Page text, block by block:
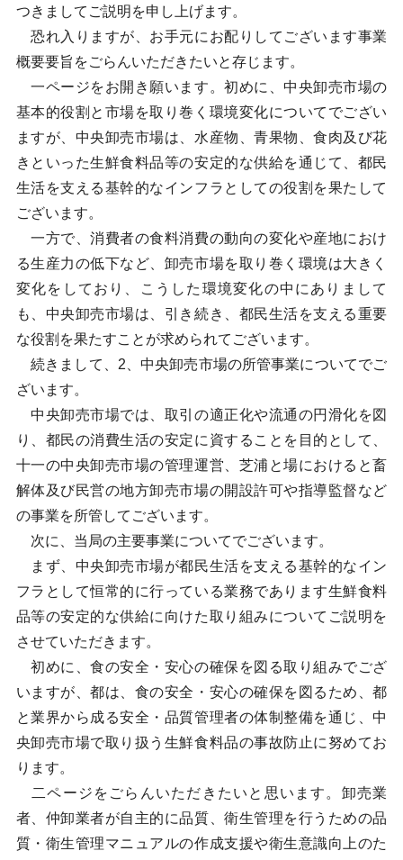
つきましてご説明を申し上げます。
恐れ入りますが、お手元にお配りしてございます事業
概要要旨をごらんいただきたいと存じます。
一ページをお開き願います。初めに、中央卸売市場の
基本的役割と市場を取り巻く環境変化についてでござい
ますが、中央卸売市場は、水産物、青果物、食肉及び花
きといった生鮮食料品等の安定的な供給を通じて、都民
生活を支える基幹的なインフラとしての役割を果たして
ございます。
一方で、消費者の食料消費の動向の変化や産地におけ
る生産力の低下など、卸売市場を取り巻く環境は大きく
変化をしており、こうした環境変化の中にありまして
も、中央卸売市場は、引き続き、都民生活を支える重要
な役割を果たすことが求められてございます。
続きまして、2、中央卸売市場の所管事業についてでご
ざいます。
中央卸売市場では、取引の適正化や流通の円滑化を図
り、都民の消費生活の安定に資することを目的として、
十一の中央卸売市場の管理運営、芝浦と場におけると畜
解体及び民営の地方卸売市場の開設許可や指導監督など
の事業を所管してございます。
次に、当局の主要事業についてでございます。
まず、中央卸売市場が都民生活を支える基幹的なイン
フラとして恒常的に行っている業務であります生鮮食料
品等の安定的な供給に向けた取り組みについてご説明を
させていただきます。
初めに、食の安全・安心の確保を図る取り組みでござ
いますが、都は、食の安全・安心の確保を図るため、都
と業界から成る安全・品質管理者の体制整備を通じ、中
央卸売市場で取り扱う生鮮食料品の事故防止に努めてお
ります。
二ページをごらんいただきたいと思います。卸売業
者、仲卸業者が自主的に品質、衛生管理を行うための品
質・衛生管理マニュアルの作成支援や衛生意識向上のた